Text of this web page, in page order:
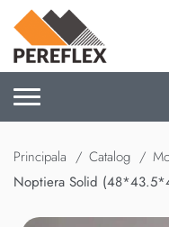
Principala Catalog
Noptiera Solid